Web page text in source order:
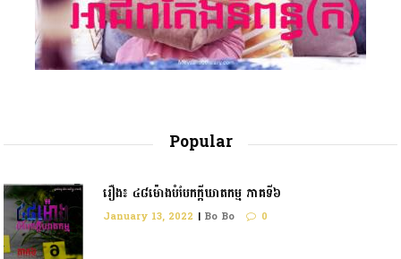
Popular
រឿង៖ ៤៨ម៉ោងបំបែកក្តីឃាតកម្ម ភាគទី៦
January 13, 2022 | Bo Bo 0